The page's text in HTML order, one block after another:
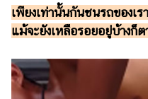
เพียงเท่านั้นกันชนรถของเ
แม้จะยังเหลือรอยอยู่บ้างก็ต